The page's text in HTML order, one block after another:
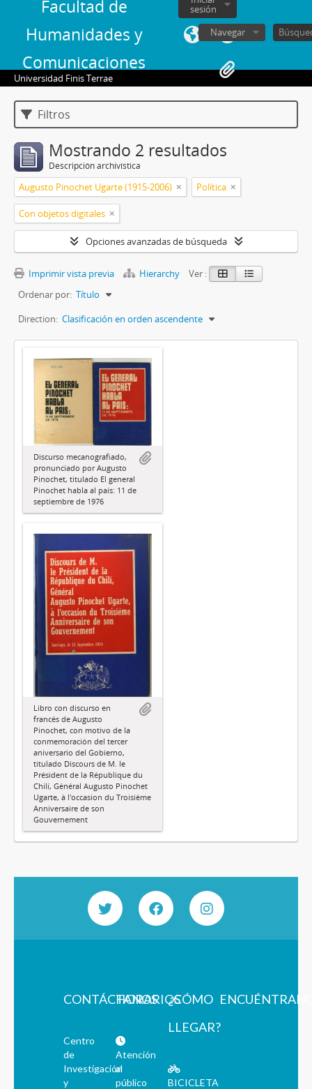
Facultad de
Humanidades y
Comunicaciones
sesión
Navegar
Universidad Finis Terrae
Filtros
Mostrando 2 resultados
Descripción archivística
Augusto Pinochet Ugarte (1915-2006) Política
Con objetos digitales
Opciones avanzadas de búsqueda
Imprimir vista previa Hierarchy
Ver :
Ordenar por: Título
Direction: Clasificación en orden ascendente
Discurso mecanografiado,
pronunciado por Augusto
Pinochet, titulado El general
Pinochet habla al país: 11 de
septiembre de 1976
Libro con discurso en
francés de Augusto
Pinochet, con motivo de la
conmemoración del tercer
aniversario del Gobierno,
titulado Discours de M. le
Président de la République du
Chilí, Général Augusto Pinochet
Ugarte, à l'occasion du Troisième
Anniversaire de son
Gouvernement
CONTÁCTANOS
Centro
de
Investigación
y
HORARIOS
Atención
al
público
¿CÓMO
LLEGAR?
BICICLETA